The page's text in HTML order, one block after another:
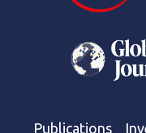
Publications